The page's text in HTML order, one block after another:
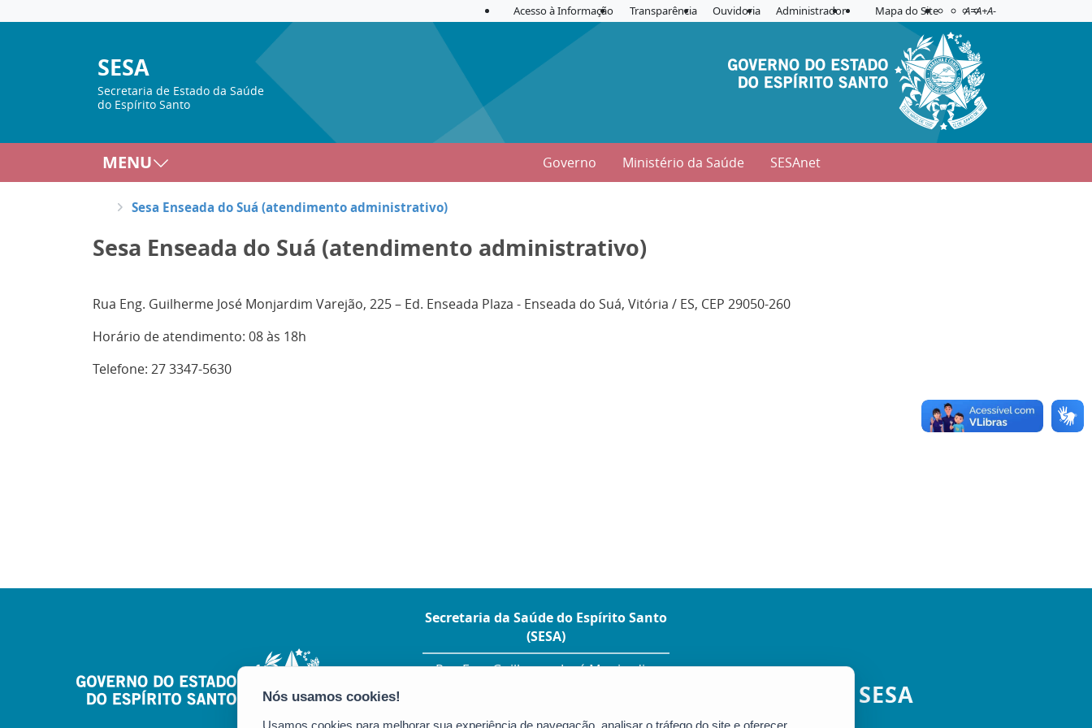
Acesso à Informação Transparência Ouvidoria Administrador Mapa do Site Acessibilidade
Aplicar contraste
A=A+A-
SESA
Secretaria de Estado da Saúde
do Espírito Santo
MENU Governo Ministério da Saúde SESAnet
Sesa Enseada do Suá (atendimento administrativo)
Sesa Enseada do Suá (atendimento administrativo)
Rua Eng. Guilherme José Monjardim Varejão, 225 – Ed. Enseada Plaza - Enseada do Suá, Vitória / ES, CEP 29050-260
Horário de atendimento: 08 às 18h
Telefone: 27 3347-5630
Secretaria da Saúde do Espírito Santo
(SESA)
Rua Eng. Guilherme José Monjardim
SESA
Usamos cookies para melhorar sua experiência de navegação, analisar o tráfego do site e oferecer